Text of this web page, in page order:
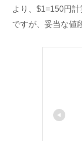
より、$1=150円
ですが、妥当な値